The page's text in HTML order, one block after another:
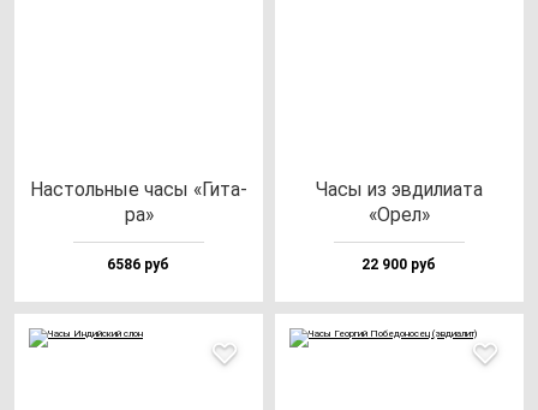
Нас­толь­ные ча­сы «Гита­
ра»
6586 руб
Часы из эв­ди­ли­ата
«Орел»
22 900 руб